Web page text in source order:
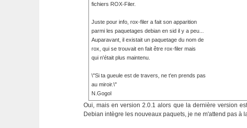
fichiers ROX-Filer.
Juste pour info, rox-filer a fait son apparition
parmi les paquetages debian en sid il y a peu...
Auparavant, il existait un paquetage du nom de
rox, qui se trouvait en fait être rox-filer mais
qui n'était plus maintenu.
\"Si ta gueule est de travers, ne t'en prends pas
au miroir.\"
N.Gogol
Oui, mais en version 2.0.1 alors que la dernière version
Debian intègre les nouveaux paquets, je ne m'attend pas à